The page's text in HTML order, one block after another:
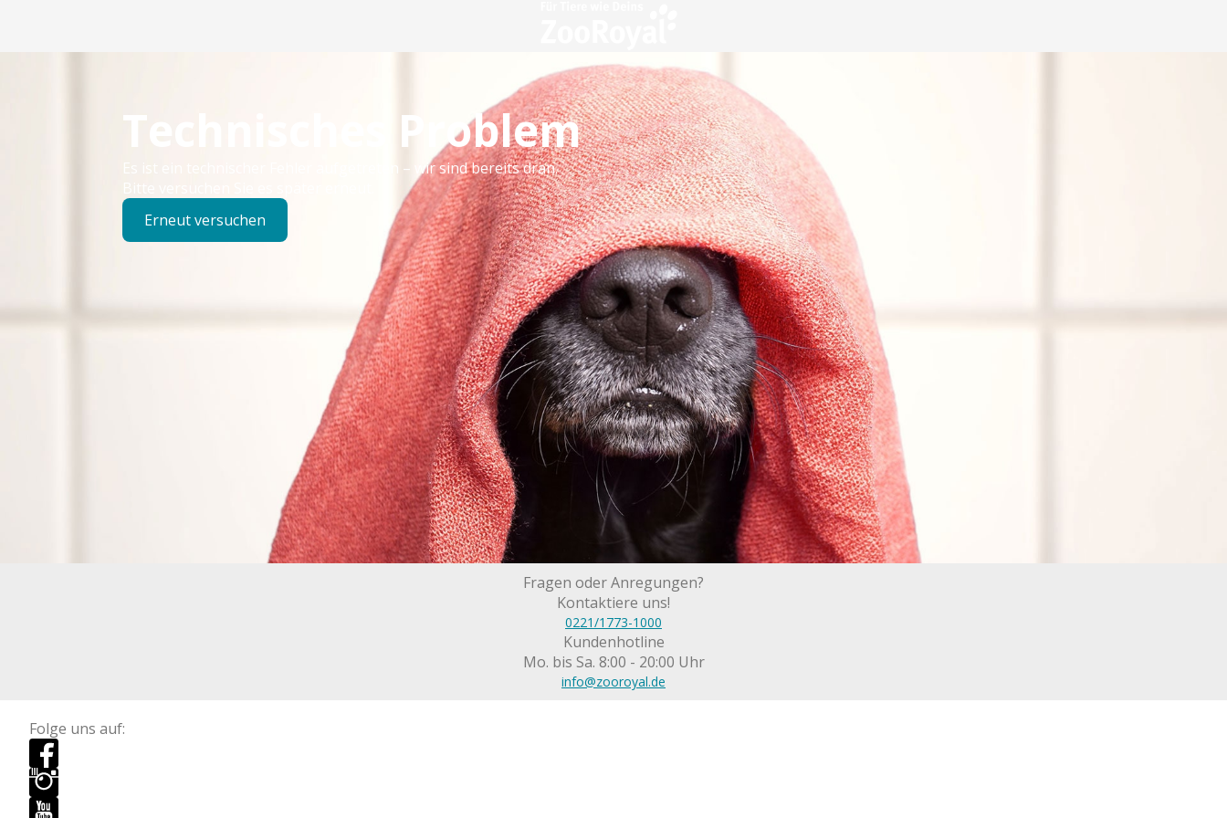
Technisches Problem
Es ist ein technischer Fehler aufgetreten – wir sind bereits dran.
Bitte versuchen Sie es später erneut.
Erneut versuchen
Fragen oder Anregungen?
Kontaktiere uns!
0221/1773-1000
Kundenhotline
Mo. bis Sa. 8:00 - 20:00 Uhr
info@zooroyal.de
Folge uns auf: